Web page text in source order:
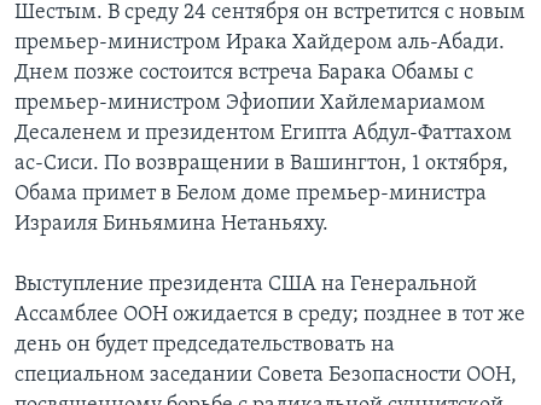
Шестым. В среду 24 сентября он встретится с новым
премьер-министром Ирака Хайдером аль-Абади.
Днем позже состоится встреча Барака Обамы с
премьер-министром Эфиопии Хайлемариамом
Десаленем и президентом Египта Абдул-Фаттахом
ас-Сиси. По возвращении в Вашингтон, 1 октября,
Обама примет в Белом доме премьер-министра
Израиля Биньямина Нетаньяху.
Выступление президента США на Генеральной
Ассамблее ООН ожидается в среду; позднее в тот же
день он будет председательствовать на
специальном заседании Совета Безопасности ООН,